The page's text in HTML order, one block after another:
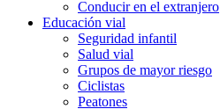
Conducir en el extranjero
Educación vial
Seguridad infantil
Salud vial
Grupos de mayor riesgo
Ciclistas
Peatones